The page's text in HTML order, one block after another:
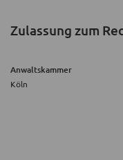
Zulassung zum
Anwaltskammer
Köln